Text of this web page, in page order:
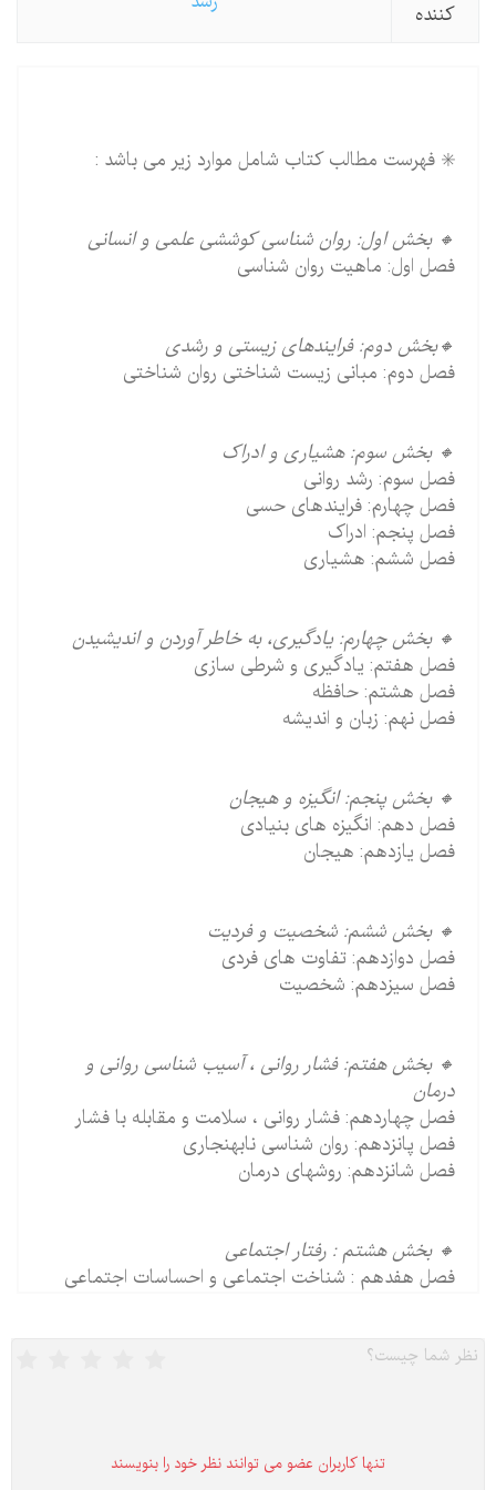
كننده
✳️ فهرست مطالب کتاب شامل موارد زیر می باشد :
🔸 بخش اول: روان شناسی کوششی علمی و انسانی
فصل اول: ماهیت روان شناسی
🔸بخش دوم: فرایندهای زیستی و رشدی
فصل دوم: مبانی زیست شناختی روان شناختی
🔸 بخش سوم: هشیاری و ادراک
فصل سوم: رشد روانی
فصل چهارم: فرایندهای حسی
فصل پنجم: ادراک
فصل ششم: هشیاری
🔸 بخش چهارم: یادگیری، به خاطر آوردن و اندیشیدن
فصل هفتم: یادگیری و شرطی سازی
فصل هشتم: حافظه
فصل نهم: زبان و اندیشه
🔸 بخش پنجم: انگیزه و هیجان
فصل دهم: انگیزه های بنیادی
فصل یازدهم: هیجان
🔸 بخش ششم: شخصیت و فردیت
فصل دوازدهم: تفاوت های فردی
فصل سیزدهم: شخصیت
🔸 بخش هفتم: فشار روانی ، آسیب شناسی روانی و
درمان
فصل چهاردهم: فشار روانی ، سلامت و مقابله با فشار
فصل پانزدهم: روان شناسی نابهنجاری
فصل شانزدهم: روشهای درمان
🔸 بخش هشتم : رفتار اجتماعی
فصل هفدهم : شناخت اجتماعی و احساسات اجتماعی
تنها كاربران عضو می توانند نظر خود را بنویسند